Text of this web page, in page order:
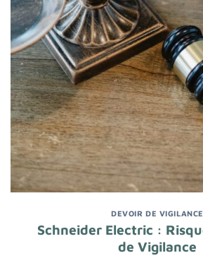
DEVOIR DE VIGILANCE
Schneider Electric :
de Vigilance